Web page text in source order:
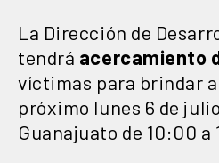
La Dirección de
tendrá acercamiento
víctimas para brindar
próximo lunes 6 de
Guanajuato de 10:00 a